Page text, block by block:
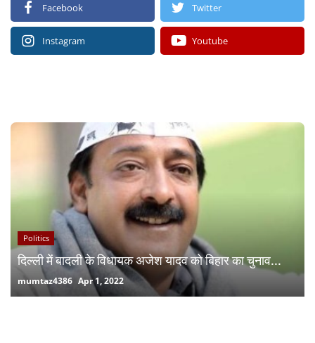
Facebook Twitter
Instagram Youtube
Politics
दिल्ली में बादली के विधायक अजेश यादव को बिहार का चुनाव...
mumtaz4386 Apr 1, 2022